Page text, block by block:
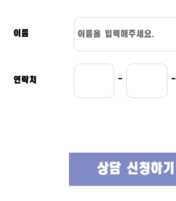
이름
연락처 - -
상담 신청하기